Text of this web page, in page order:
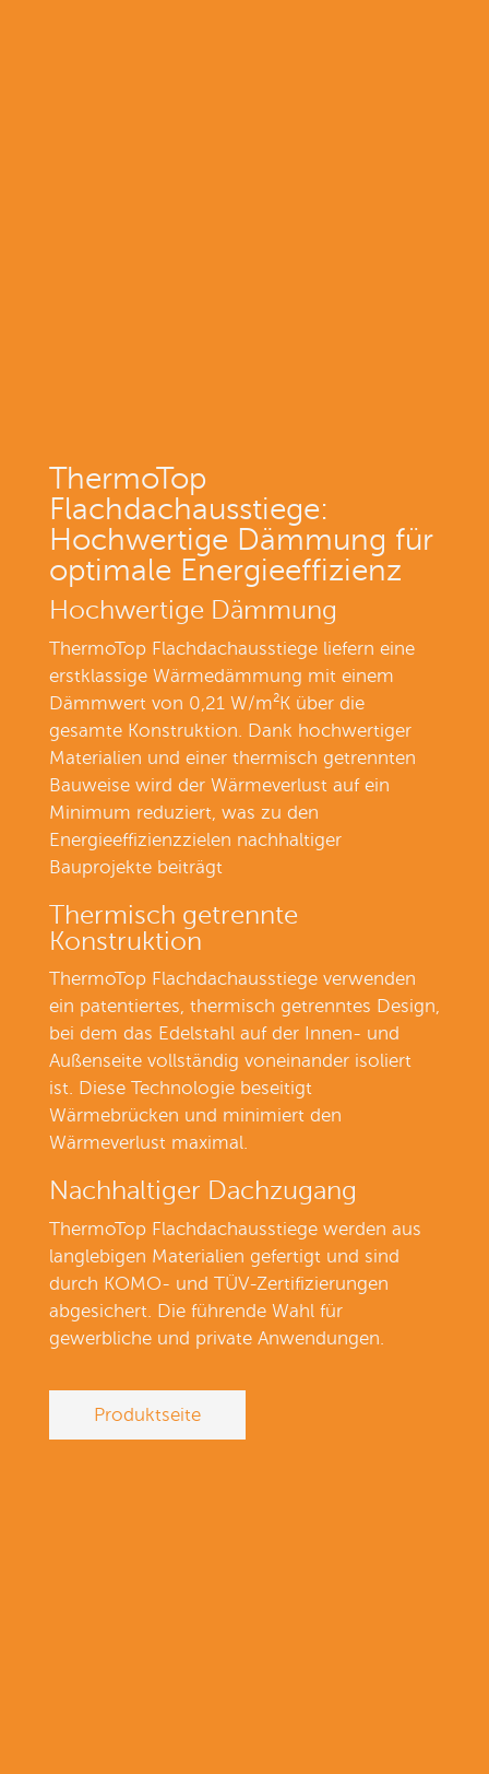
ThermoTop
Flachdachausstiege:
Hochwertige Dämmung für
optimale Energieeffizienz
Hochwertige Dämmung
ThermoTop Flachdachausstiege liefern eine
erstklassige Wärmedämmung mit einem
Dämmwert von 0,21 W/m²K über die
gesamte Konstruktion. Dank hochwertiger
Materialien und einer thermisch getrennten
Bauweise wird der Wärmeverlust auf ein
Minimum reduziert, was zu den
Energieeffizienzzielen nachhaltiger
Bauprojekte beiträgt
Thermisch getrennte
Konstruktion
ThermoTop Flachdachausstiege verwenden
ein patentiertes, thermisch getrenntes Design,
bei dem das Edelstahl auf der Innen- und
Außenseite vollständig voneinander isoliert
ist. Diese Technologie beseitigt
Wärmebrücken und minimiert den
Wärmeverlust maximal.
Nachhaltiger Dachzugang
ThermoTop Flachdachausstiege werden aus
langlebigen Materialien gefertigt und sind
durch KOMO- und TÜV-Zertifizierungen
abgesichert. Die führende Wahl für
gewerbliche und private Anwendungen.
Produktseite